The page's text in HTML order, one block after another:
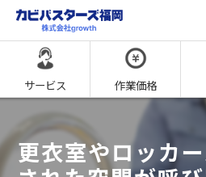
サービス 作業価格
更衣室やロッカ